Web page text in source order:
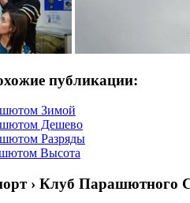
публикации:
Зимой
Дешево
Разряды
Высота
› Клуб Парашютного